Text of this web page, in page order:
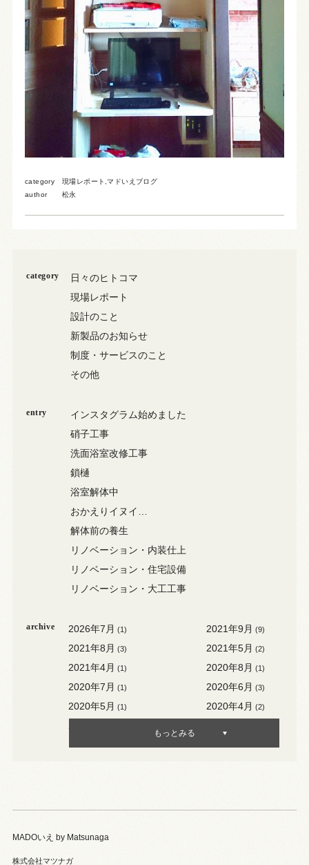
category 現場レポート ,マドいえブログ
author
松永
category
日々のヒトコマ
現場レポート
設計のこと
新製品のお知らせ
制度・サービスのこと
その他
entry
インスタグラム始めました
硝子工事
洗面浴室改修工事
鎖樋
浴室解体中
おかえりイヌイ…
解体前の養生
リノベーション・内装仕上
リノベーション・住宅設備
リノベーション・大工工事
archive 2026年7月 (1) 2021年9月 (9)
2021年8月 (3) 2021年5月 (2)
2021年4月 (1) 2020年8月 (1)
2020年7月 (1) 2020年6月 (3)
2020年5月 (1) 2020年4月 (2)
2020年3月
もっとみる
MADOいえ by Matsunaga
株式会社マツナガ